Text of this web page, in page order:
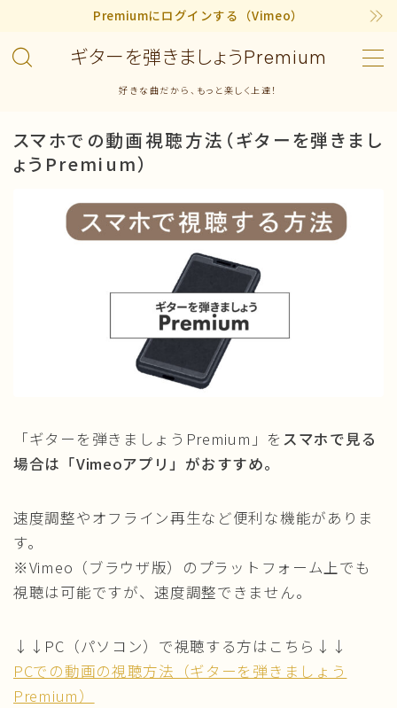
Premiumにログインする（Vimeo）
ギターを弾きましょうPremium
好きな曲だから、もっと楽しく上達！
MENU
アーティストから探す
学習レベルから探す
Premium 曲のナンバリング表
スマホでの動画視聴方法（ギターを弾きまし
ょうPremium）
「ギターを弾きましょうPremium」をスマホで見る
場合は 「Vimeoアプリ」 がおすすめ。
速度調整やオフライン再生など便利な機能がありま
す。
※Vimeo（ブラウザ版）のプラットフォーム上でも
視聴は可能ですが、速度調整できません。
↓↓PC（パソコン）で視聴する方はこちら↓↓
PCでの動画の視聴方法（ギターを弾きましょう
Premium）